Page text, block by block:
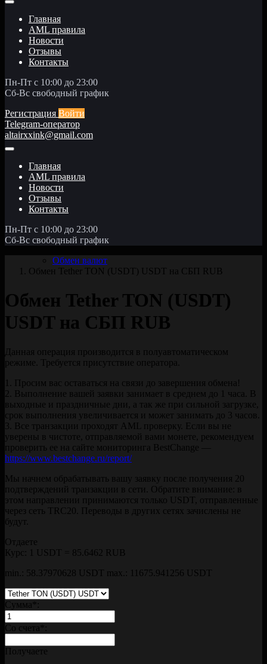
Главная
AML правила
Новости
Отзывы
Контакты
Пн-Пт с 10:00 до 23:00
Сб-Вс свободный график
Регистрация Войти
Telegram-оператор
altairxxink@gmail.com
Главная
AML правила
Новости
Отзывы
Контакты
Пн-Пт с 10:00 до 23:00
Сб-Вс свободный график
Обмен валют
Обмен Tether TON (USDT) USDT на СБП RUB
Обмен Tether TON (USDT)
USDT на СБП RUB
Данная операция производится в полуавтоматическом
режиме. Требуется присутствие оператора.
1. Просим вас оставаться на связи до завершения обмена!
2. Выполнение вашей заявки занимает в среднем до 1 часа. В
выходные и праздничные дни, а так же при сильной загрузке,
срок выполнения увеличивается и может занимать до 3 часов.
3. Все транзакции проходят AML проверку. Если вы не
уверены в чистоте, отправляемой вами монете, рекомендуем
проверить ее на сайте мониторинга BestChange —
https://www.bestchange.ru/report/
Мы начнем обрабатывать вашу заявку после получения 20
подтверждений транзакции в сети. Обратите внимание: в
этом направлении принимаются только USDT, отправленные
через сеть TRC20. Переводы в других сетях зачислены не
будут.
Отдаете
Курс:
1 USDT = 85.6462 RUB
min.: 58.37970628 USDT
max.: 11675.941256 USDT
Сумма
Со счета
Получаете